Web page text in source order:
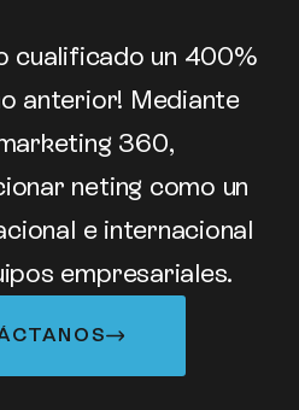
cualificado un 400%
anterior! Mediante
360,
neting como un
e internacional
empresariales.